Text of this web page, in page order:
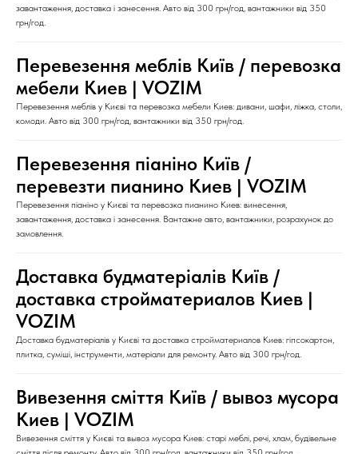
завантаження, доставка і занесення. Авто від 300 грн/год, вантажники від 350
грн/год.
Перевезення меблів Київ / перевозка
мебели Киев | VOZIM
Перевезення меблів у Києві та перевозка мебели Киев: дивани, шафи, ліжка, столи,
комоди. Авто від 300 грн/год, вантажники від 350 грн/год.
Перевезення піаніно Київ /
перевезти пианино Киев | VOZIM
Перевезення піаніно у Києві та перевозка пианино Киев: винесення,
завантаження, доставка і занесення. Вантажне авто, вантажники, розрахунок до
замовлення.
Доставка будматеріалів Київ /
доставка стройматериалов Киев |
VOZIM
Доставка будматеріалів у Києві та доставка стройматериалов Киев: гіпсокартон,
плитка, суміші, інструменти, матеріали для ремонту. Авто від 300 грн/год.
Вивезення сміття Київ / вывоз мусора
Киев | VOZIM
Вивезення сміття у Києві та вывоз мусора Киев: старі меблі, речі, хлам, будівельне